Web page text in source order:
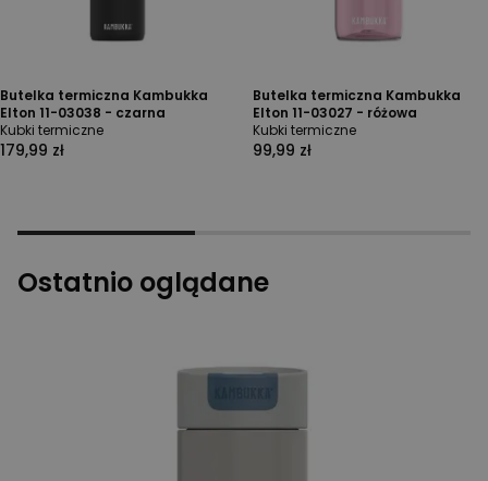
Butelka termiczna Kambukka
Elton 11-03038 - czarna
Kubki termiczne
179,99 zł
Butelka termiczna Kambukka
Elton 11-03027 - różowa
Kubki termiczne
99,99 zł
Ostatnio oglądane